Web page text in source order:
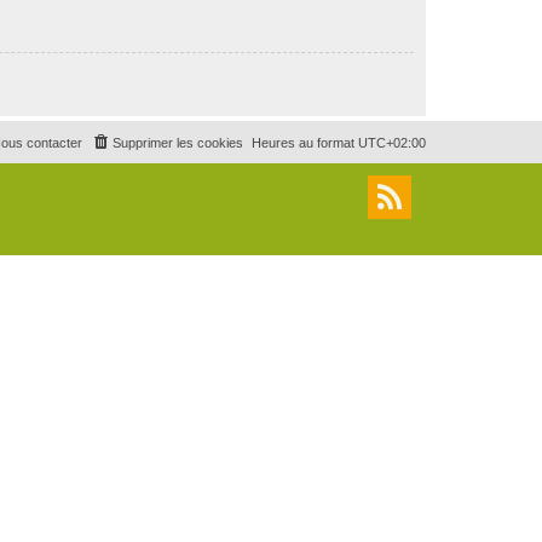
Heures au format UTC+02:00
Supprimer les cookies
contacter